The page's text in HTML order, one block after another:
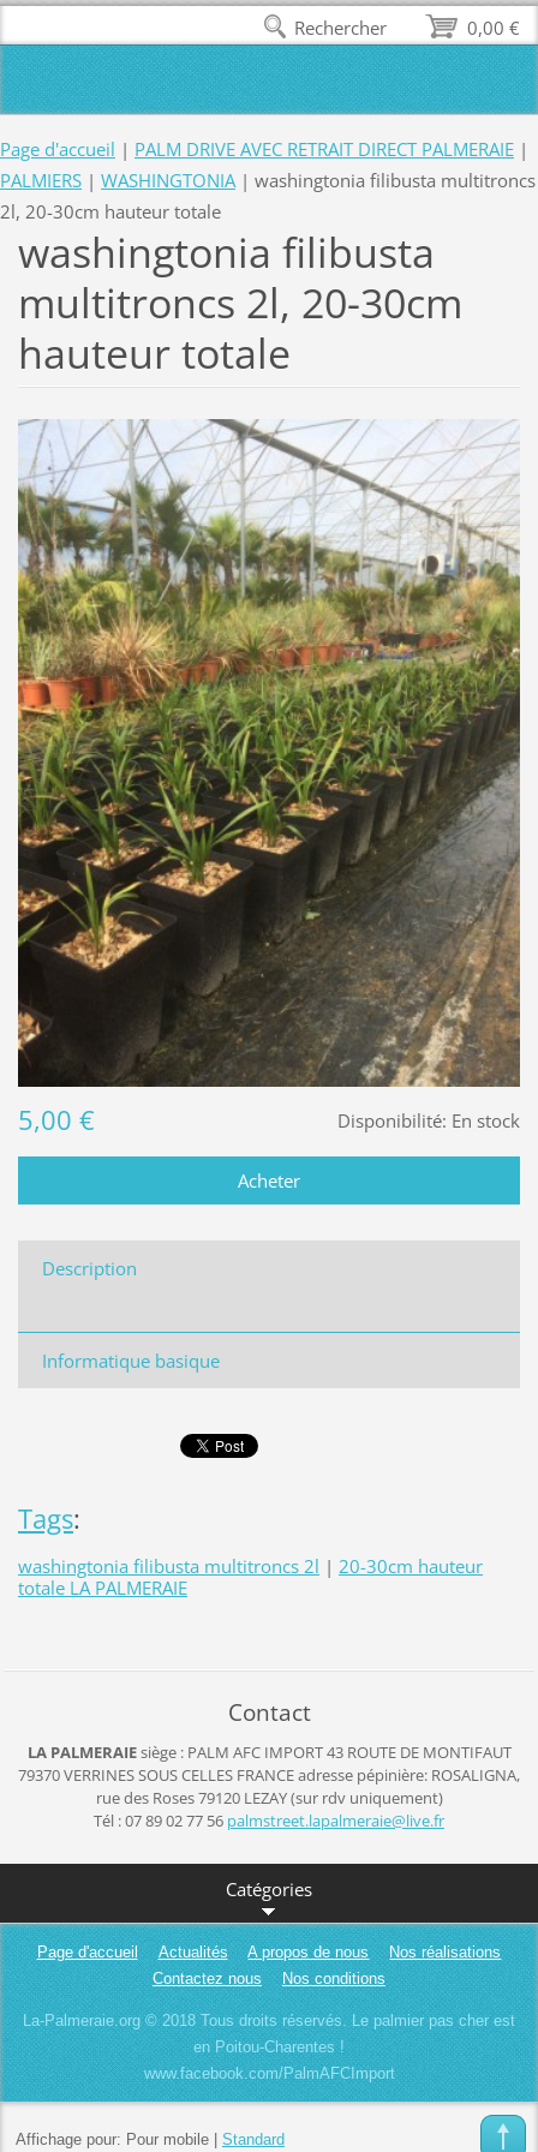
Page d'accueil | PALM DRIVE AVEC RETRAIT DIRECT PALMERAIE |
PALMIERS | WASHINGTONIA | washingtonia filibusta multitroncs
2l, 20-30cm hauteur totale
washingtonia filibusta
multitroncs 2l, 20-30cm
hauteur totale
Disponibilité: En stock
5,00 €
Description
Informatique basique
Tags:
washingtonia filibusta multitroncs 2l | 20-30cm hauteur
totale LA PALMERAIE
Contact
LA PALMERAIEsiège : PALM AFC IMPORT43 ROUTE DE MONTIFAUT
79370 VERRINES SOUS CELLES FRANCEadresse pépinière: ROSALIGNA,
rue des Roses 79120 LEZAY (sur rdv uniquement)
Tél : 07 89 02 77 56 palmstreet.lapalmeraie@live.fr
Catégories
Page d'accueil Actualités A propos de nous
Nos réalisations
Contactez nous
Nos conditions
La-Palmeraie.org © 2018 Tous droits réservés. Le palmier pas cher est
en Poitou-Charentes !
www.facebook.com/PalmAFCImport
Affichage pour: Pour mobile| Standard
0,00 €
Rechercher